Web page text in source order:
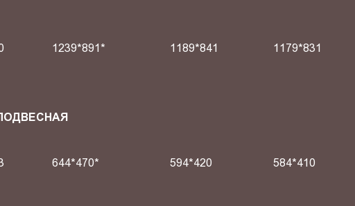
1239*891* 1189*841 1179*831
644*470* 594*420 584*410